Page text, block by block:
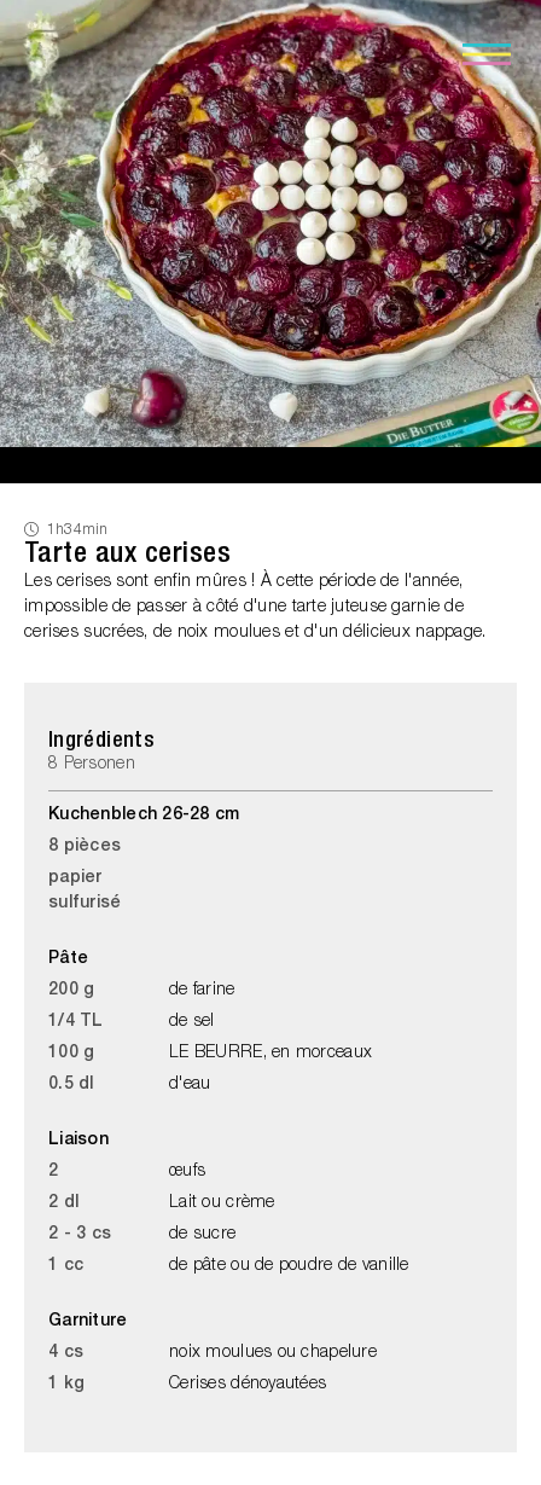
1h34min
Tarte aux cerises
Les cerises sont enfin mûres ! À cette période de l'année,
impossible de passer à côté d'une tarte juteuse garnie de
cerises sucrées, de noix moulues et d'un délicieux nappage.
Ingrédients
8 Personen
Kuchenblech 26-28 cm
8 pièces
papier
sulfurisé
Pâte
200 g
de farine
1/4 TL
de sel
100 g
LE BEURRE, en morceaux
0.5 dl
d'eau
Liaison
2
œufs
2 dl
Lait ou crème
2 - 3 cs
de sucre
1 cc
de pâte ou de poudre de vanille
Garniture
4 cs
noix moulues ou chapelure
1 kg
Cerises dénoyautées